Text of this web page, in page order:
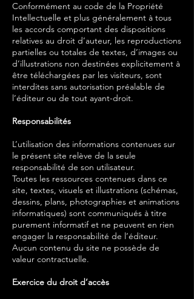
Conformément au code de la Propriété
Intellectuelle et plus généralement à tous
les accords comportant des dispositions
relatives au droit d’auteur, les reproductions
partielles ou totales de textes, d’images ou
d’illustrations non destinées explicitement à
être téléchargées par les visiteurs, sont
interdites sans autorisation préalable de
l’éditeur ou de tout ayant-droit.
Responsabilités
L’utilisation des informations contenues sur
le présent site relève de la seule
responsabilité de son utilisateur.
Toutes les ressources contenues dans ce
site, textes, visuels et illustrations (schémas,
dessins, plans, photographies et animations
informatiques) sont communiqués à titre
purement informatif et ne peuvent en rien
engager la responsabilité de l’éditeur.
Aucun contenu du site ne possède de
valeur contractuelle.
Exercice du droit d’accès